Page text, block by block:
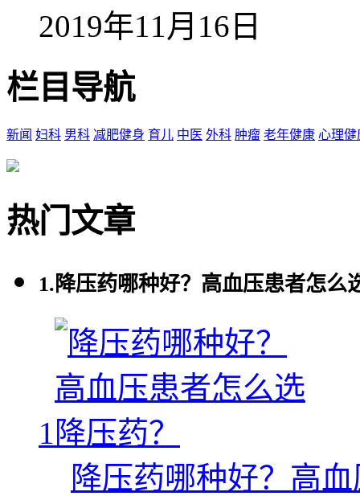
2019年11月16日
栏目导航
新闻 妇科 男科 减肥健身 育儿 中医 外科 肿瘤 老年健康 心理健
热门文章
1.降压药哪种好？高血压患者怎么
1
降压药哪种好？高